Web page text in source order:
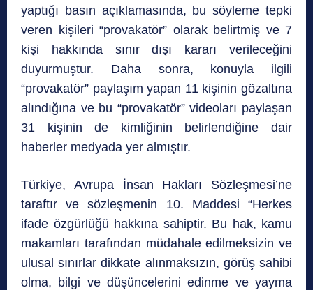
yaptığı basın açıklamasında, bu söyleme tepki
veren kişileri “provakatör” olarak belirtmiş ve 7
kişi hakkında sınır dışı kararı verileceğini
duyurmuştur. Daha sonra, konuyla ilgili
“provakatör” paylaşım yapan 11 kişinin gözaltına
alındığına ve bu “provakatör” videoları paylaşan
31 kişinin de kimliğinin belirlendiğine dair
haberler medyada yer almıştır.
Türkiye, Avrupa İnsan Hakları Sözleşmesi’ne
taraftır ve sözleşmenin 10. Maddesi “Herkes
ifade özgürlüğü hakkına sahiptir. Bu hak, kamu
makamları tarafından müdahale edilmeksizin ve
ulusal sınırlar dikkate alınmaksızın, görüş sahibi
olma, bilgi ve düşüncelerini edinme ve yayma